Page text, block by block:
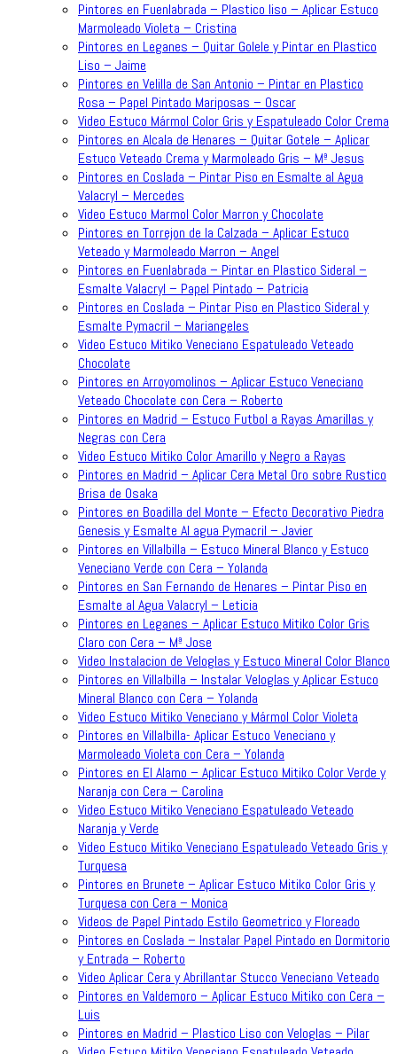
Pintores en Fuenlabrada – Plastico liso – Aplicar Estuco
Marmoleado Violeta – Cristina
Pintores en Leganes – Quitar Golele y Pintar en Plastico
Liso – Jaime
Pintores en Velilla de San Antonio – Pintar en Plastico
Rosa – Papel Pintado Mariposas – Oscar
Video Estuco Mármol Color Gris y Espatuleado Color Crema
Pintores en Alcala de Henares – Quitar Gotele – Aplicar
Estuco Veteado Crema y Marmoleado Gris – Mª Jesus
Pintores en Coslada – Pintar Piso en Esmalte al Agua
Valacryl – Mercedes
Video Estuco Marmol Color Marron y Chocolate
Pintores en Torrejon de la Calzada – Aplicar Estuco
Veteado y Marmoleado Marron – Angel
Pintores en Fuenlabrada – Pintar en Plastico Sideral –
Esmalte Valacryl – Papel Pintado – Patricia
Pintores en Coslada – Pintar Piso en Plastico Sideral y
Esmalte Pymacril – Mariangeles
Video Estuco Mitiko Veneciano Espatuleado Veteado
Chocolate
Pintores en Arroyomolinos – Aplicar Estuco Veneciano
Veteado Chocolate con Cera – Roberto
Pintores en Madrid – Estuco Futbol a Rayas Amarillas y
Negras con Cera
Video Estuco Mitiko Color Amarillo y Negro a Rayas
Pintores en Madrid – Aplicar Cera Metal Oro sobre Rustico
Brisa de Osaka
Pintores en Boadilla del Monte – Efecto Decorativo Piedra
Genesis y Esmalte Al agua Pymacril – Javier
Pintores en Villalbilla – Estuco Mineral Blanco y Estuco
Veneciano Verde con Cera – Yolanda
Pintores en San Fernando de Henares – Pintar Piso en
Esmalte al Agua Valacryl – Leticia
Pintores en Leganes – Aplicar Estuco Mitiko Color Gris
Claro con Cera – Mª Jose
Video Instalacion de Veloglas y Estuco Mineral Color Blanco
Pintores en Villalbilla – Instalar Veloglas y Aplicar Estuco
Mineral Blanco con Cera – Yolanda
Video Estuco Mitiko Veneciano y Mármol Color Violeta
Pintores en Villalbilla- Aplicar Estuco Veneciano y
Marmoleado Violeta con Cera – Yolanda
Pintores en El Alamo – Aplicar Estuco Mitiko Color Verde y
Naranja con Cera – Carolina
Video Estuco Mitiko Veneciano Espatuleado Veteado
Naranja y Verde
Video Estuco Mitiko Veneciano Espatuleado Veteado Gris y
Turquesa
Pintores en Brunete – Aplicar Estuco Mitiko Color Gris y
Turquesa con Cera – Monica
Videos de Papel Pintado Estilo Geometrico y Floreado
Pintores en Coslada – Instalar Papel Pintado en Dormitorio
y Entrada – Roberto
Video Aplicar Cera y Abrillantar Stucco Veneciano Veteado
Pintores en Valdemoro – Aplicar Estuco Mitiko con Cera –
Luis
Pintores en Madrid – Plastico Liso con Veloglas – Pilar